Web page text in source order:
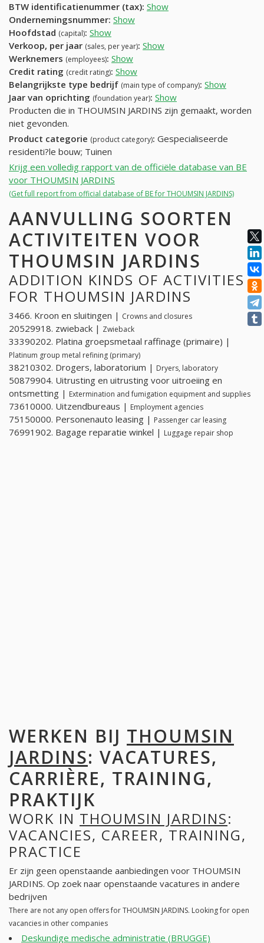
BTW identificatienummer (tax): Show
Ondernemingsnummer: Show
Hoofdstad (capital): Show
Verkoop, per jaar (sales, per year): Show
Werknemers (employees): Show
Credit rating (credit rating): Show
Belangrijkste type bedrijf (main type of company): Show
Jaar van oprichting (foundation year): Show
Producten die in THOUMSIN JARDINS zijn gemaakt, worden
niet gevonden.
Product categorie (product category): Gespecialiseerde
residenti?le bouw; Tuinen
Krijg een volledig rapport van de officiële database van BE
voor THOUMSIN JARDINS
(Get full report from official database of BE for THOUMSIN JARDINS)
AANVULLING SOORTEN
ACTIVITEITEN VOOR
THOUMSIN JARDINS
ADDITION KINDS OF ACTIVITIES
FOR THOUMSIN JARDINS
3466. Kroon en sluitingen | Crowns and closures
20529918. zwieback | Zwieback
33390202. Platina groepsmetaal raffinage (primaire) |
Platinum group metal refining (primary)
38210302. Drogers, laboratorium | Dryers, laboratory
50879904. Uitrusting en uitrusting voor uitroeiing en
ontsmetting | Extermination and fumigation equipment and supplies
73610000. Uitzendbureaus | Employment agencies
75150000. Personenauto leasing | Passenger car leasing
76991902. Bagage reparatie winkel | Luggage repair shop
WERKEN BIJ THOUMSIN
JARDINS: VACATURES,
CARRIÈRE, TRAINING,
PRAKTIJK
WORK IN THOUMSIN JARDINS:
VACANCIES, CAREER, TRAINING,
PRACTICE
Er zijn geen openstaande aanbiedingen voor THOUMSIN
JARDINS. Op zoek naar openstaande vacatures in andere
bedrijven
There are not any open offers for THOUMSIN JARDINS. Looking for open
vacancies in other companies
Deskundige medische administratie (BRUGGE)